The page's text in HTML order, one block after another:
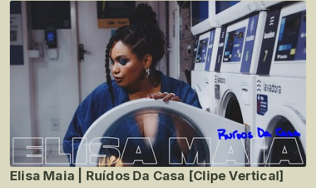
Elisa Maia | Ruídos Da Casa [Clipe Vertical]